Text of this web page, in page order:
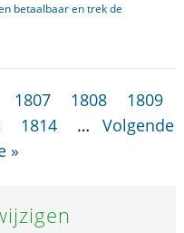
betaalbaar en trek de
1807 1808
1809
1814 …
Volgende
»